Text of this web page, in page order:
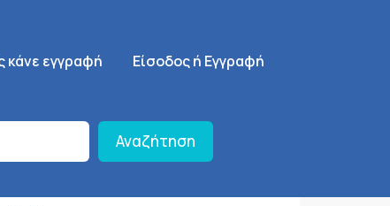
κάνε εγγραφή SignUp Menu
Είσοδος ή Εγγραφή
Αναζήτηση